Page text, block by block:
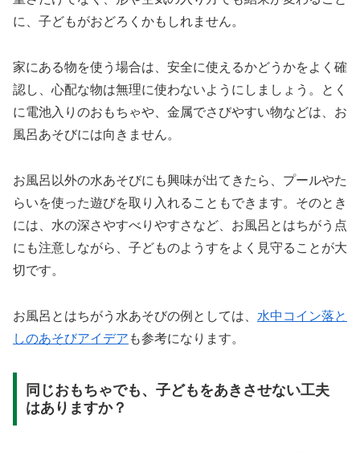
に、子どもがおどろくかもしれません。
家にある物を使う場合は、安全に使えるかどうかをよく確
認し、心配な物は無理に使わないようにしましょう。とく
に電池入りのおもちゃや、金属でさびやすい物などは、お
風呂あそびには向きません。
お風呂以外の水あそびにも興味が出てきたら、プールやた
らいを使った遊びを取り入れることもできます。そのとき
には、水の深さやすべりやすさなど、お風呂とはちがう点
にも注意しながら、子どものようすをよく見守ることが大
切です。
お風呂とはちがう水あそびの例としては、 水中コイン落と
しのあそびアイデア も参考になります。
同じおもちゃでも、子どもをあきさせない工夫
はありますか？